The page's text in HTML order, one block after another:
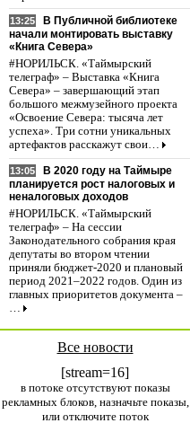
13:25
В Публичной библиотеке
начали монтировать выставку
«Книга Севера»
#НОРИЛЬСК. «Таймырский
телеграф» – Выставка «Книга
Севера» – завершающий этап
большого межмузейного проекта
«Освоение Севера: тысяча лет
успеха». Три сотни уникальных
артефактов расскажут свои…
13:05
В 2020 году на Таймыре
планируется рост налоговых и
неналоговых доходов
#НОРИЛЬСК. «Таймырский
телеграф» – На сессии
Законодательного собрания края
депутаты во втором чтении
приняли бюджет-2020 и плановый
период 2021–2022 годов. Один из
главных приоритетов документа –
…
Все новости
[stream=16]
в потоке отсутствуют показы
рекламных блоков, назначьте показы,
или отключите поток